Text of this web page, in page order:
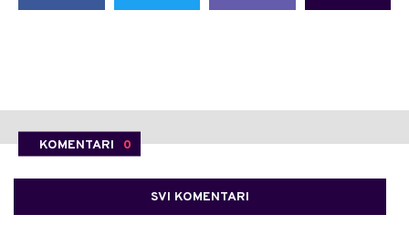
KOMENTARI 0
SVI KOMENTARI